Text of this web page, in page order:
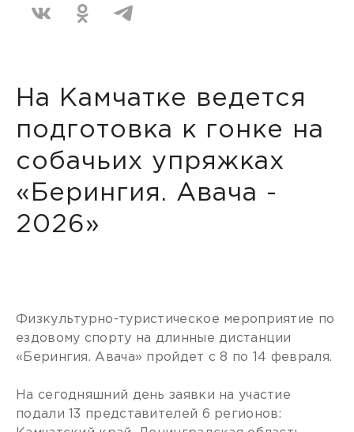
На Камчатке ведется
подготовка к гонке на
собачьих упряжках
«Берингия. Авача -
2026»
Физкультурно-туристическое мероприятие по
ездовому спорту на длинные дистанции
«Берингия. Авача» пройдет с 8 по 14 февраля.
На сегодняшний день заявки на участие
подали 13 представителей 6 регионов: